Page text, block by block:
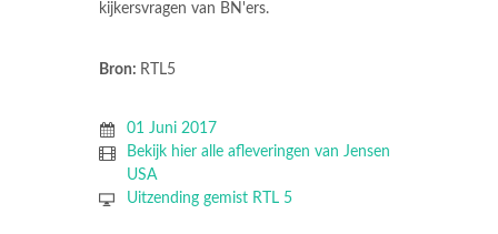
kijkersvragen van BN'ers.
Bron: RTL5
01 Juni 2017
Bekijk hier alle afleveringen van Jensen
USA
Uitzending gemist RTL 5